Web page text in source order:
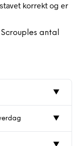
korrekt og er
antal
▼
▼